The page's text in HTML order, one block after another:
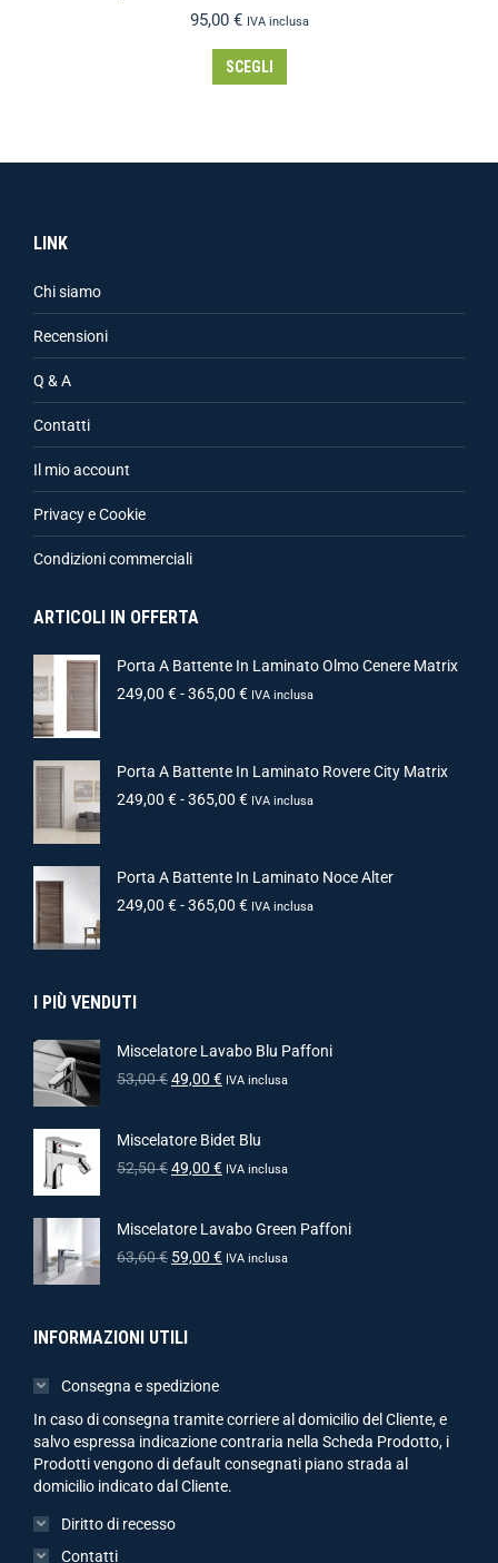
95,00 € IVA inclusa
SCEGLI
LINK
Chi siamo
Recensioni
Q & A
Contatti
Il mio account
Privacy e Cookie
Condizioni commerciali
ARTICOLI IN OFFERTA
Porta A Battente In Laminato Olmo Cenere Matrix
249,00 €-365,00 € IVA inclusa
Porta A Battente In Laminato Rovere City Matrix
249,00 €-365,00 € IVA inclusa
Porta A Battente In Laminato Noce Alter
249,00 €-365,00 € IVA inclusa
I PIÙ VENDUTI
Miscelatore Lavabo Blu Paffoni
53,00€49,00 € IVA inclusa
Miscelatore Bidet Blu
52,50€49,00 € IVA inclusa
Miscelatore Lavabo Green Paffoni
63,60€ 59,00 € IVA inclusa
INFORMAZIONI UTILI
Consegna e spedizione
In caso di consegna tramite corriere al domicilio del Cliente, e
salvo espressa indicazione contraria nella Scheda Prodotto, i
Prodotti vengono di default consegnati piano strada al
domicilio indicato dal Cliente.
Diritto di recesso
Contatti